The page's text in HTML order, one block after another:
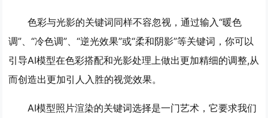
色彩与光影的关键词同样不容忽视，通过输入“暖色
调”、“冷色调”、“逆光效果”或“柔和阴影”等关键词，你可以
引导AI模型在色彩搭配和光影处理上做出更加精细的调整,从
而创造出更加引人入胜的视觉效果。
AI模型照片渲染的关键词选择是一门艺术，它要求我们